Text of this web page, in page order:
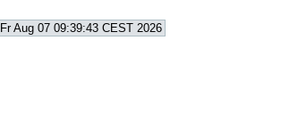
Fr Aug 07 09:39:43 CEST 2026